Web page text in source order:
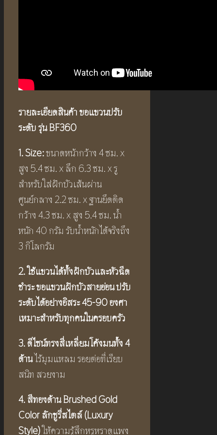
รายละเอียดสินค้าขอแขวนปรับ
ระดับรุ่น BF360
1. Size:ขนาดหน้ากว้าง 4 ซม. x
สูง 5.4 ซม. x ลึก 6.3 ซม. x รู
สำหรับใส่ฝักบัวเส้นผ่าน
ศูนย์กลาง 2.2 ซม. x ฐานยึดติด
กว้าง 4.3 ซม. x สูง 5.4 ซม. น้ำ
หนัก 40 กรัม รับน้ำหนักได้จริงถึง
3 กิโลกรัม
2. ใช้แขวนได้ทั้งฝักบัวและหัวฉีด
ชำระ ขอแขวนฝักบัวสายอ่อนปรับ
ระดับได้อย่างอิสระ45-90องศา
เหมาะสำหรับทุกคนในครอบครัว
3. ดีไซน์ทรงสี่เหลี่ยมโค้งมนทั้ง4
ด้านไร้มุมแหลม รอยต่อที่เรียบ
สนิท สวยงาม
4. สีทองด้านBrushed Gold
Color ลักชูรี่สไตล์ (Luxury
Style)ให้ความรู้สึกหรูหราดูแพง